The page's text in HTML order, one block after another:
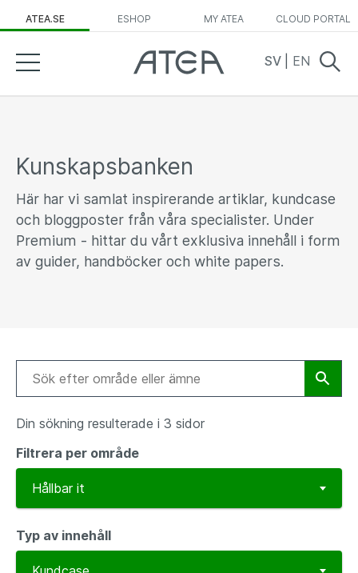
ATEA.SE ESHOP MY ATEA CLOUD PORTAL
SV EN
Kunskapsbanken
Här har vi samlat inspirerande artiklar, kundcase
och bloggposter från våra specialister. Under
Premium - hittar du vårt exklusiva innehåll i form
av guider, handböcker och white papers.
Din sökning resulterade i 3 sidor
Filtrera per område
Typ av innehåll